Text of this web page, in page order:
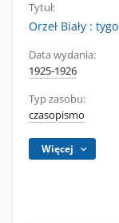
Tytuł:
Orzeł Biały :
Data wydania:
1925-1926
Typ zasobu:
czasopismo
Więcej